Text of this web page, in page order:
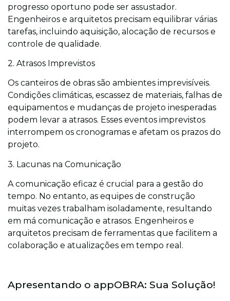
progresso oportuno pode ser assustador.
Engenheiros e arquitetos precisam equilibrar várias
tarefas, incluindo aquisição, alocação de recursos e
controle de qualidade.
2. Atrasos Imprevistos
Os canteiros de obras são ambientes imprevisíveis.
Condições climáticas, escassez de materiais, falhas de
equipamentos e mudanças de projeto inesperadas
podem levar a atrasos. Esses eventos imprevistos
interrompem os cronogramas e afetam os prazos do
projeto.
3. Lacunas na Comunicação
A comunicação eficaz é crucial para a gestão do
tempo. No entanto, as equipes de construção
muitas vezes trabalham isoladamente, resultando
em má comunicação e atrasos. Engenheiros e
arquitetos precisam de ferramentas que facilitem a
colaboração e atualizações em tempo real.
Apresentando o appOBRA: Sua Solução!